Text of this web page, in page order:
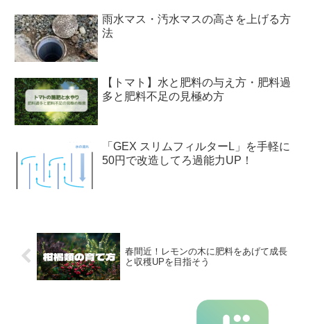
雨水マス・汚水マスの高さを上げる方
法
【トマト】水と肥料の与え方・肥料過
多と肥料不足の見極め方
「GEX スリムフィルターL」を手軽に
50円で改造してろ過能力UP！
春間近！レモンの木に肥料をあげて成長
と収穫UPを目指そう